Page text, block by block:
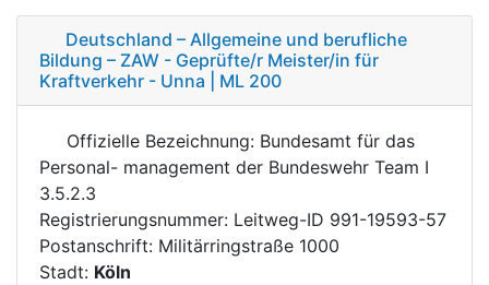
Deutschland – Allgemeine und berufliche
Bildung – ZAW - Geprüfte/r Meister/in für
Kraftverkehr - Unna | ML 200
Offizielle Bezeichnung: Bundesamt für das
Personal- management der Bundeswehr Team I
3.5.2.3
Registrierungsnummer: Leitweg-ID 991-19593-57
Postanschrift: Militärringstraße 1000
Stadt: Köln